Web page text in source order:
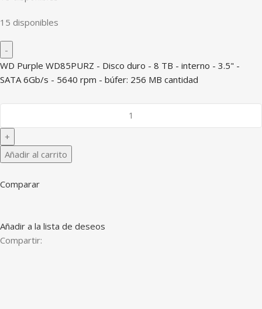
15 disponibles
WD Purple WD85PURZ - Disco duro - 8 TB - interno - 3.5" -
SATA 6Gb/s - 5640 rpm - búfer: 256 MB cantidad
Añadir al carrito
Comparar
Añadir a la lista de deseos
Compartir: